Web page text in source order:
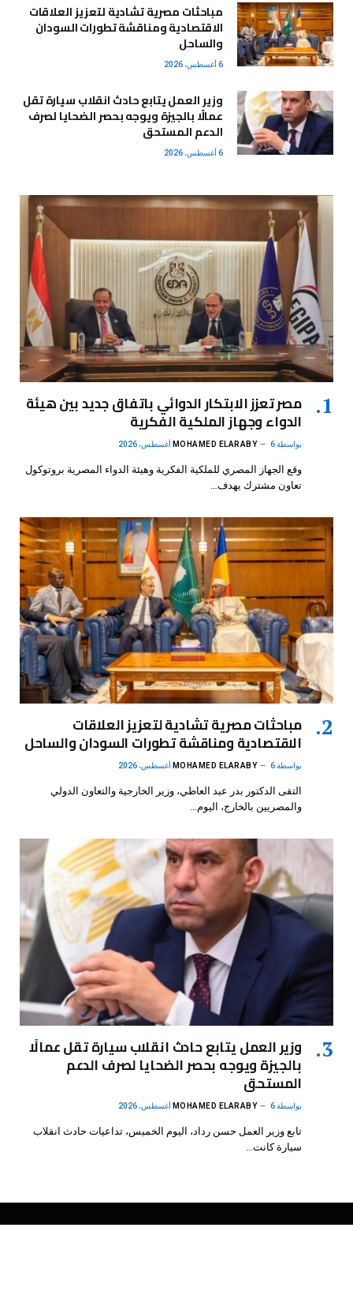
مباحثات مصرية تشادية لتعزيز العلاقات
الاقتصادية ومناقشة تطورات السودان
والساحل
6 أغسطس، 2026
وزير العمل يتابع حادث انقلاب سيارة تقل
عمالًا بالجيزة ويوجه بحصر الضحايا لصرف
الدعم المستحق
6 أغسطس، 2026
مصر تعزز الابتكار الدوائي باتفاق جديد بين هيئة
الدواء وجهاز الملكية الفكرية
بواسطة MOHAMED ELARABY 6 أغسطس، 2026
وقع الجهاز المصري للملكية الفكرية وهيئة الدواء المصرية بروتوكول
تعاون مشترك يهدف…
مباحثات مصرية تشادية لتعزيز العلاقات
الاقتصادية ومناقشة تطورات السودان والساحل
بواسطة MOHAMED ELARABY 6 أغسطس، 2026
التقى الدكتور بدر عبد العاطي، وزير الخارجية والتعاون الدولي
والمصريين بالخارج، اليوم…
وزير العمل يتابع حادث انقلاب سيارة تقل عمالًا
بالجيزة ويوجه بحصر الضحايا لصرف الدعم
المستحق
بواسطة MOHAMED ELARABY 6 أغسطس، 2026
تابع وزير العمل حسن رداد، اليوم الخميس، تداعيات حادث انقلاب
سيارة كانت…